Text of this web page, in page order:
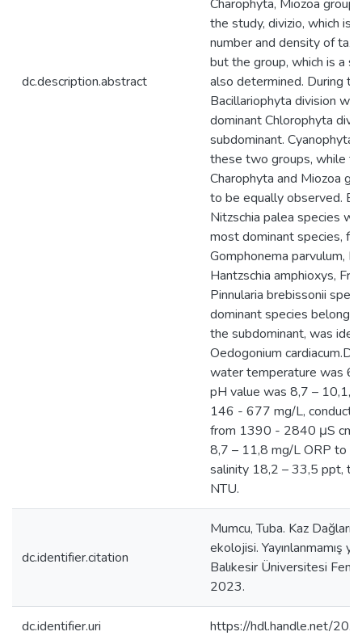
dc.description.abstract
Charophyta, Miozoa
the study, divizio, which is
number and density of
but the group, which is a
also determined. During
Bacillariophyta division
dominant Chlorophyta
subdominant.
these two groups, while
Charophyta and Miozoa
to be equally observed.
Nitzschia palea species
most dominant species,
Gomphonema parvulum,
Hantzschia amphioxys,
Pinnularia brebissonii
dominant species
the subdominant, was
Oedogonium
water temperature was
pH value was 8,7 – 10,1,
146 - 677 mg/L,
from 1390 - 2840 μS
8,7 – 11,8 mg/L ORP to -
salinity 18,2 – 33,5 ppt,
NTU.
dc.identifier.citation
Mumcu, Tuba. Kaz Dağları
ekolojisi. Yayınlanmamış
Balıkesir Üniversitesi Fen
2023.
dc.identifier.uri https://hdl.handle.net/